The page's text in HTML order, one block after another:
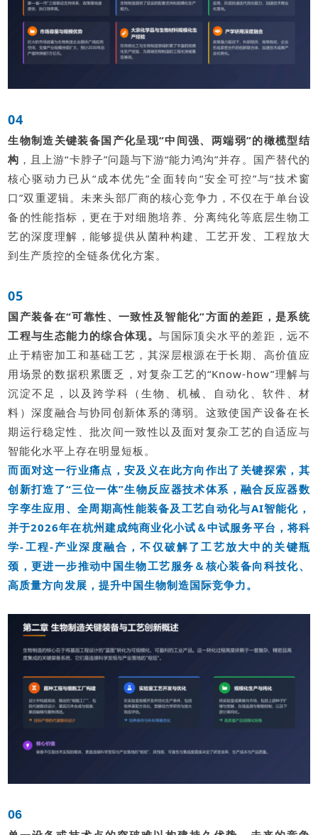
04
生物制造关键装备国产化呈现“中间强、两端弱”的橄榄型结
构 ，且上游“卡脖子”问题与下游“能力鸿沟”并存。国产替代的
核心驱动力已从“成本优先”全面转向“安全可控”与“技术窗
口”双重逻辑。未来头部厂商的核心竞争力，不仅在于单台设
备的性能指标，更在于对细胞培养、分离纯化等底层生物工
艺的深度理解，能够提供从菌种构建、工艺开发、工程放大
到生产质控的全链条优化方案。
05
国产装备在“可靠性、一致性及智能化”方面的差距，是系统
工程与生态能力的综合体现。与国际顶尖水平的差距，远不
止于精密加工和基础工艺，其深层根源在于长期、高价值应
用场景的数据积累匮乏，对复杂工艺的“Know-how”理解与
沉淀不足，以及跨学科（生物、机械、自动化、软件、材
料）深度融合与协同创新体系的薄弱。这致使国产设备在长
期运行稳定性、批次间一致性以及面对复杂工艺的自适应与
智能化水平上存在明显短板。
而面对这一行业痛点，安及义在此方向作出了关键探索，其
创新打造了“三位一体”生物反应器技术体系，融合反应器数
字孪生应用、全周期高性能装备及工艺自动化与AI智能化，
并于2026年在杭州建成纯商业化小试＆中试服务平台，将科
学-工程-产业深度融合，不仅破解了工艺放大中的关键瓶
颈，更进一步推动中国生物工艺服务＆核心装备向科技化、
高质量方向发展，提升中国生物制造国际竞争力。
06